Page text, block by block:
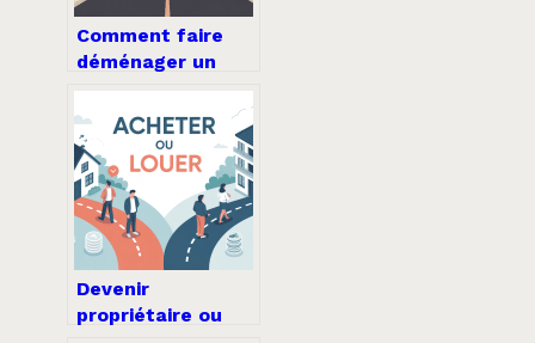
Comment faire
déménager un
voisin : solutions
légales et
efficaces
Devenir
propriétaire ou